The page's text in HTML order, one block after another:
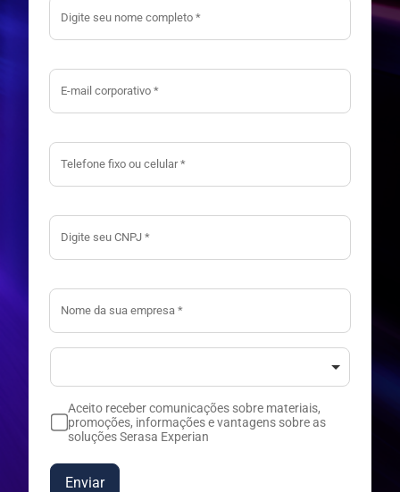
Aceito receber comunicações sobre materiais,
promoções, informações e vantagens sobre as
soluções Serasa Experian
Enviar